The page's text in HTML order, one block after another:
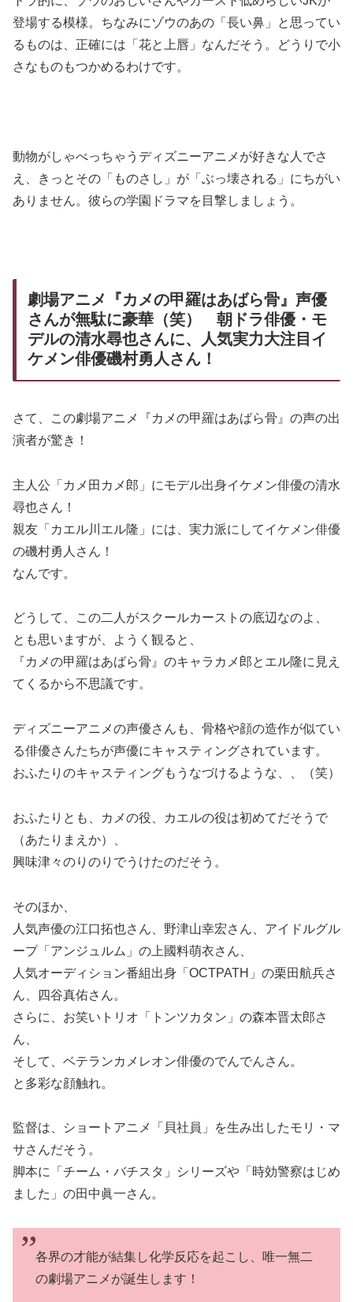
登場する模様。ちなみにゾウのあの「長い鼻」と思ってい
るものは、正確には「花と上唇」なんだそう。どうりで小
さなものもつかめるわけです。
動物がしゃべっちゃうディズニーアニメが好きな人でさ
え、きっとその「ものさし」が「ぶっ壊される」にちがい
ありません。彼らの学園ドラマを目撃しましょう。
劇場アニメ『カメの甲羅はあばら骨』声優
さんが無駄に豪華（笑） 朝ドラ俳優・モ
デルの清水尋也さんに、人気実力大注目イ
ケメン俳優磯村勇人さん！
さて、この劇場アニメ『カメの甲羅はあばら骨』の声の出
演者が驚き！
主人公「カメ田カメ郎」にモデル出身イケメン俳優の清水
尋也さん！
親友「カエル川エル隆」には、実力派にしてイケメン俳優
の磯村勇人さん！
なんです。
どうして、この二人がスクールカーストの底辺なのよ、
とも思いますが、ようく観ると、
『カメの甲羅はあばら骨』のキャラカメ郎とエル隆に見え
てくるから不思議です。
ディズニーアニメの声優さんも、骨格や顔の造作が似てい
る俳優さんたちが声優にキャスティングされています。
おふたりのキャスティングもうなづけるような、、（笑）
おふたりとも、カメの役、カエルの役は初めてだそうで
（あたりまえか）、
興味津々のりのりでうけたのだそう。
そのほか、
人気声優の江口拓也さん 野津山幸宏さん 、アイドルグル
ープ「アンジュルム」の 上國料萌衣さん
人気オーディション番組出身「OCTPATH」の栗田航兵さ
ん
四谷真佑さん。
さらに、お笑いトリオ「トンツカタン」の森本晋太郎さ
ん
そして、ベテランカメレオン俳優のでんでんさん。
と多彩な顔触れ。
監督は、ショートアニメ「貝社員」を生み出したモリ・マ
サさんだそう。
脚本に「チーム・バチスタ」シリーズや「時効警察はじめ
ました」の田中眞一さん。
各界の才能が結集し化学反応を起こし、唯一無二
の劇場アニメが誕生します！